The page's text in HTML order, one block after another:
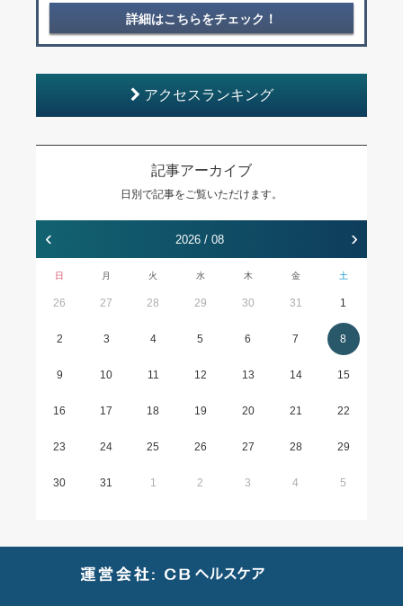
詳細はこちらをチェック！
アクセスランキング
記事アーカイブ
日別で記事をご覧いただけます。
‹ 2026 / 08 ›
日 月 火 水 木 金 土
26 27 28 29 30 31 1
2 3 4 5 6 7 8
9 10 11 12 13 14 15
16 17 18 19 20 21 22
23 24 25 26 27 28 29
30 31 1 2 3 4 5